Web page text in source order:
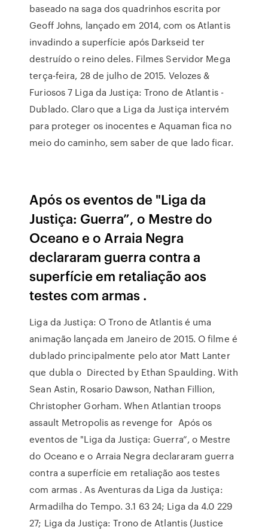
baseado na saga dos quadrinhos escrita por
Geoff Johns, lançado em 2014, com os Atlantis
invadindo a superfície após Darkseid ter
destruído o reino deles. Filmes Servidor Mega
terça-feira, 28 de julho de 2015. Velozes &
Furiosos 7 Liga da Justiça: Trono de Atlantis -
Dublado. Claro que a Liga da Justiça intervém
para proteger os inocentes e Aquaman fica no
meio do caminho, sem saber de que lado ficar.
Após os eventos de "Liga da
Justiça: Guerra”, o Mestre do
Oceano e o Arraia Negra
declararam guerra contra a
superfície em retaliação aos
testes com armas .
Liga da Justiça: O Trono de Atlantis é uma
animação lançada em Janeiro de 2015. O filme é
dublado principalmente pelo ator Matt Lanter
que dubla o Directed by Ethan Spaulding. With
Sean Astin, Rosario Dawson, Nathan Fillion,
Christopher Gorham. When Atlantian troops
assault Metropolis as revenge for Após os
eventos de "Liga da Justiça: Guerra”, o Mestre
do Oceano e o Arraia Negra declararam guerra
contra a superfície em retaliação aos testes
com armas . As Aventuras da Liga da Justiça:
Armadilha do Tempo. 3.1 63 24; Liga da 4.0 229
27; Liga da Justiça: Trono de Atlantis (Justice